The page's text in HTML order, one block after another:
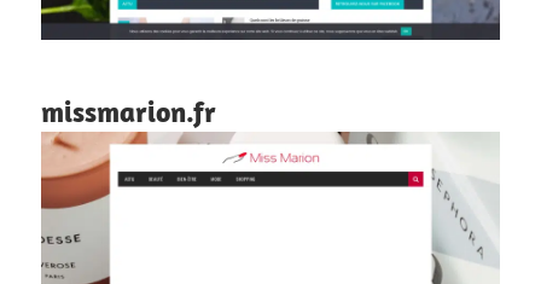
missmarion.fr